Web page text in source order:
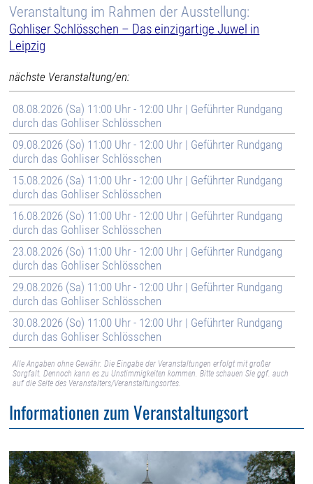
Veranstaltung im Rahmen der Ausstellung:
Gohliser Schlösschen – Das einzigartige Juwel in
Leipzig
nächste Veranstaltung/en:
08.08.2026 (Sa) 11:00 Uhr - 12:00 Uhr | Geführter Rundgang
durch das Gohliser Schlösschen
09.08.2026 (So) 11:00 Uhr - 12:00 Uhr | Geführter Rundgang
durch das Gohliser Schlösschen
15.08.2026 (Sa) 11:00 Uhr - 12:00 Uhr | Geführter Rundgang
durch das Gohliser Schlösschen
16.08.2026 (So) 11:00 Uhr - 12:00 Uhr | Geführter Rundgang
durch das Gohliser Schlösschen
23.08.2026 (So) 11:00 Uhr - 12:00 Uhr | Geführter Rundgang
durch das Gohliser Schlösschen
29.08.2026 (Sa) 11:00 Uhr - 12:00 Uhr | Geführter Rundgang
durch das Gohliser Schlösschen
30.08.2026 (So) 11:00 Uhr - 12:00 Uhr | Geführter Rundgang
durch das Gohliser Schlösschen
Alle Angaben ohne Gewähr. Die Eingabe der Veranstaltungen erfolgt mit großer
Sorgfalt. Dennoch kann es zu Unstimmigkeiten kommen. Bitte schauen Sie ggf. auch
auf die Seite des Veranstalters/Veranstaltungsortes.
Informationen zum Veranstaltungsort